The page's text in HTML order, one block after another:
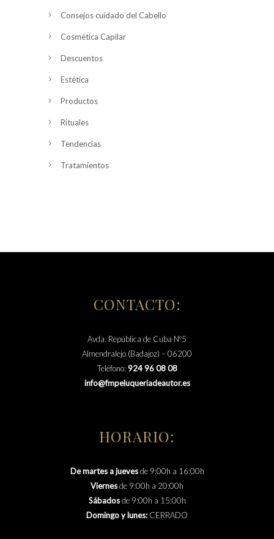
Consejos cuidado del Cabello
Cosmética Capilar
Descuentos
Estética
Productos
Rituales
Tendencias
Tratamientos
CONTACTO:
Avda. República de Cuba Nº5
Almendralejo (Badajoz) – 06200
Teléfono: 924 96 08 08
info@fmpeluqueriadeautor.es
HORARIO:
De martes a juevesde 9:00h a 16:00h
Viernesde 9:00h a 20:00h
Sábadosde 9:00h a 15:00h
Domingo y lunes: CERRADO